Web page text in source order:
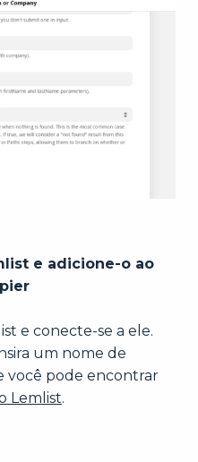
e adicione-o ao
e conecte-se a ele.
um nome de
você pode encontrar
Lemlist.